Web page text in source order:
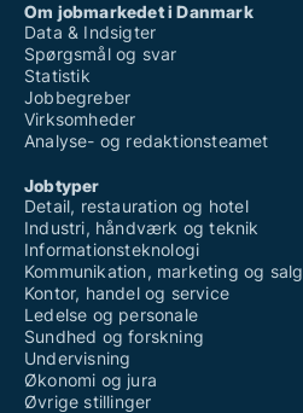
Om jobmarkedet i Danmark
Data & Indsigter
Spørgsmål og svar
Statistik
Jobbegreber
Virksomheder
Analyse- og redaktionsteamet
Jobtyper
Detail, restauration og hotel
Industri, håndværk og teknik
Informationsteknologi
Kommunikation, marketing og salg
Kontor, handel og service
Ledelse og personale
Sundhed og forskning
Undervisning
Økonomi og jura
Øvrige stillinger